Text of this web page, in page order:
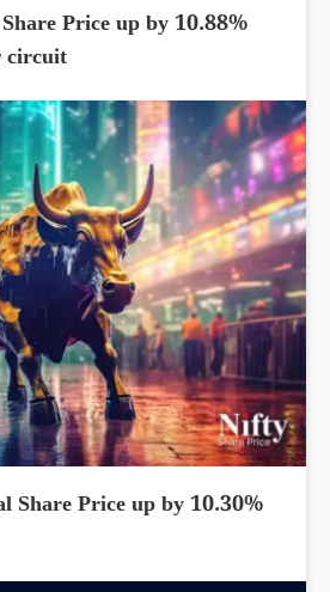
Price up by 10.88%
circuit
Share Price up by 10.30%